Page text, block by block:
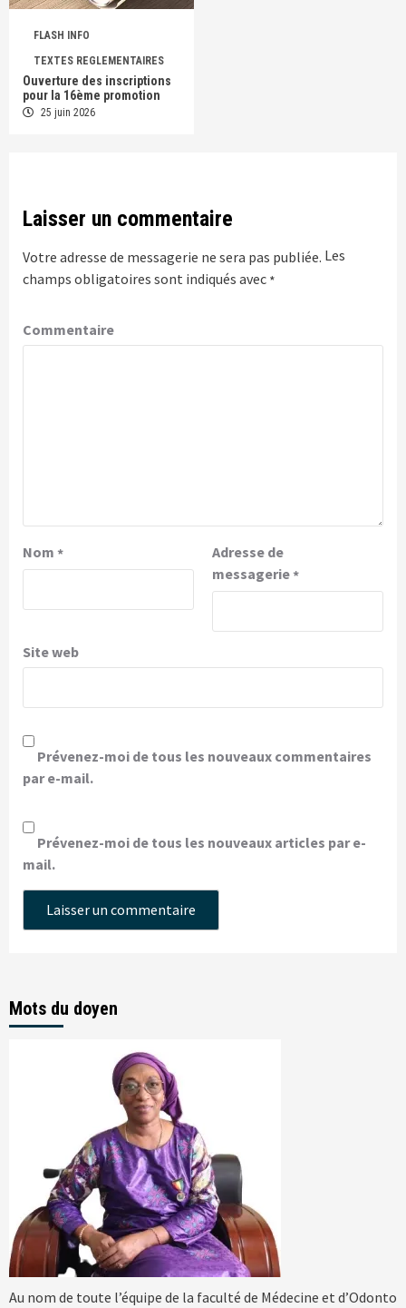
FLASH INFO
TEXTES REGLEMENTAIRES
Ouverture des inscriptions
pour la 16ème promotion
25 juin 2026
Laisser un commentaire
Votre adresse de messagerie ne sera pas publiée. Les
champs obligatoires sont indiqués avec *
Commentaire
Nom *
Adresse de
messagerie*
Site web
Prévenez-moi de tous les nouveaux commentaires
par e-mail.
Prévenez-moi de tous les nouveaux articles par e-
mail.
Mots du doyen
Au nom de toute l’équipe de la faculté de Médecine et d’Odonto